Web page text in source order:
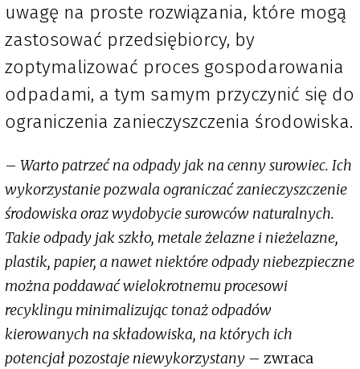
uwagę na proste rozwiązania, które mogą
zastosować przedsiębiorcy, by
zoptymalizować proces gospodarowania
odpadami, a tym samym przyczynić się do
ograniczenia zanieczyszczenia środowiska.
– Warto patrzeć na odpady jak na cenny surowiec. Ich
wykorzystanie pozwala ograniczać zanieczyszczenie
środowiska oraz wydobycie surowców naturalnych.
Takie odpady jak szkło, metale żelazne i nieżelazne,
plastik, papier, a nawet niektóre odpady niebezpieczne
można poddawać wielokrotnemu procesowi
recyklingu minimalizując tonaż odpadów
kierowanych na składowiska, na których ich
potencjał pozostaje niewykorzystany – zwraca